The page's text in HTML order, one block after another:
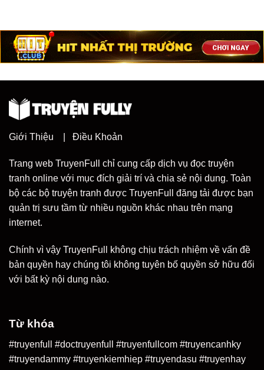
Giới Thiệu Điều Khoản
Trang web TruyenFull chỉ cung cấp dịch vụ đọc truyện
tranh online với mục đích giải trí và chia sẻ nội dung. Toàn
bộ các bộ truyện tranh được TruyenFull đăng tải được bạn
quản trị sưu tầm từ nhiều nguồn khác nhau trên mạng
internet.
Chính vì vậy TruyenFull không chịu trách nhiệm về vấn đề
bản quyền hay chúng tôi không tuyên bố quyền sở hữu đối
với bất kỳ nội dung nào.
Từ khóa
#truyenfull #doctruyenfull #truyenfullcom #truyencanhky
#truyendammy #truyenkiemhiep #truyendasu #truyenhay